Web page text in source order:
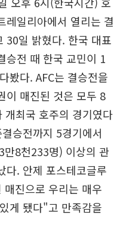
레일리아에서 열리는 결
30일 밝혔다. 한국 대표
승전 때 한국 교민이 1
봤다. AFC는 결승전을
이 매진된 것은 모두 8
개최국 호주의 경기였다
승전까지 5경기에서
만8천233명) 이상의 관
다. 안제 포스테코글루
진으로 우리는 매우
게 됐다"고 만족감을